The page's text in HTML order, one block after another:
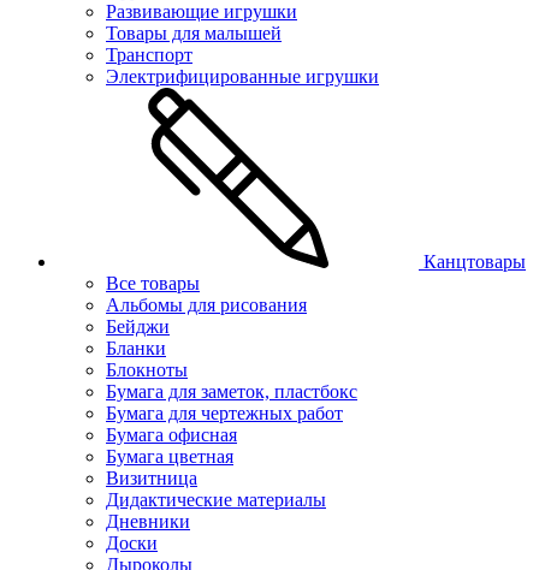
Развивающие игрушки
Товары для малышей
Транспорт
Электрифицированные игрушки
Канцтовары
Все товары
Альбомы для рисования
Бейджи
Бланки
Блокноты
Бумага для заметок, пластбокс
Бумага для чертежных работ
Бумага офисная
Бумага цветная
Визитница
Дидактические материалы
Дневники
Доски
Дыроколы